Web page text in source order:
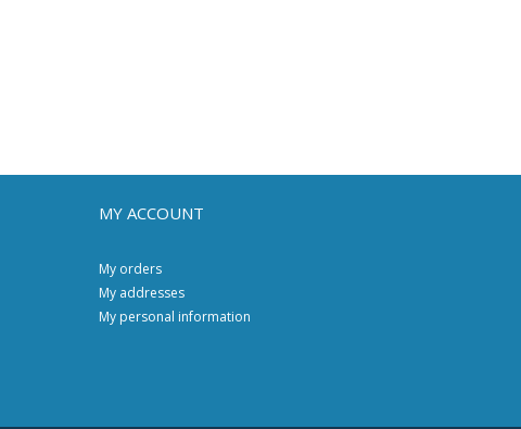
MY ACCOUNT
My orders
My addresses
My personal information